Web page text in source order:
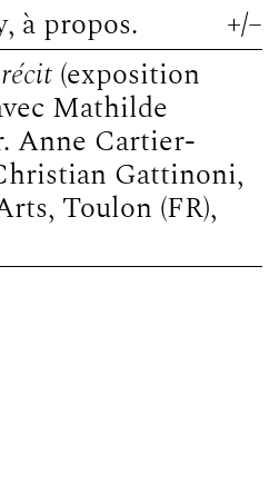
, à propos. +/–
(exposition
Mathilde
Anne Cartier-
Gattinoni,
Toulon (FR),